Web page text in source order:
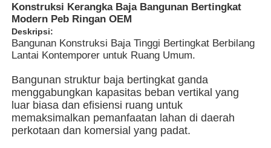
Produk
Konstruksi Kerangka Baja Bangunan Bertingkat
Modern Peb Ringan OEM
Deskripsi:
Bangunan Konstruksi Baja Tinggi Bertingkat Berbilang
Lantai Kontemporer untuk Ruang Umum.
Bangunan struktur baja bertingkat ganda
menggabungkan kapasitas beban vertikal yang
luar biasa dan efisiensi ruang untuk
memaksimalkan pemanfaatan lahan di daerah
perkotaan dan komersial yang padat.